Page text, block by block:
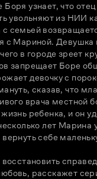
узнает, что отец
увольняют из НИИ
семьей
с Мариной.
в городе зреет
запрещает Боре
девочку с
сказав, что
врача местной
ребенка, и он
лет Марина
себе
расскажет